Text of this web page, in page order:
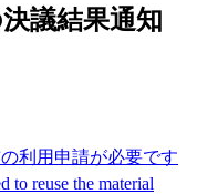
議結果通知
利用申請が必要です
to reuse the material